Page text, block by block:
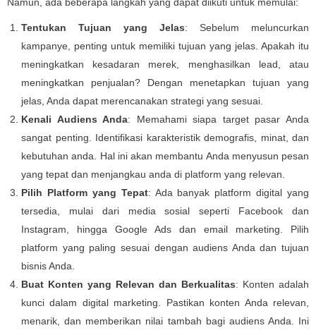
Tentukan Tujuan yang Jelas: Sebelum meluncurkan
kampanye, penting untuk memiliki tujuan yang jelas. Apakah itu
meningkatkan kesadaran merek, menghasilkan lead, atau
meningkatkan penjualan? Dengan menetapkan tujuan yang
jelas, Anda dapat merencanakan strategi yang sesuai.
Kenali Audiens Anda: Memahami siapa target pasar Anda
sangat penting. Identifikasi karakteristik demografis, minat, dan
kebutuhan anda. Hal ini akan membantu Anda menyusun pesan
yang tepat dan menjangkau anda di platform yang relevan.
Pilih Platform yang Tepat: Ada banyak platform digital yang
tersedia, mulai dari media sosial seperti Facebook dan
Instagram, hingga Google Ads dan email marketing. Pilih
platform yang paling sesuai dengan audiens Anda dan tujuan
bisnis Anda.
Buat Konten yang Relevan dan Berkualitas: Konten adalah
kunci dalam digital marketing. Pastikan konten Anda relevan,
menarik, dan memberikan nilai tambah bagi audiens Anda. Ini